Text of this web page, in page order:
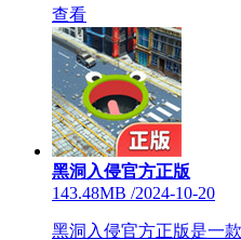
查看
黑洞入侵官方正版
143.48MB /2024-10-20
黑洞入侵官方正版是一